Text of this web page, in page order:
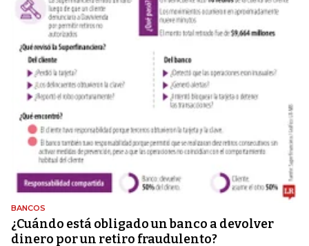
BANCOS
¿Cuándo está obligado un banco a devolver
dinero por un retiro fraudulento?